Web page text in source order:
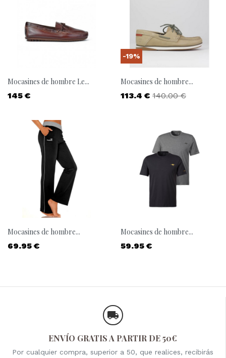
Mocasines de hombre Le...
Precio
145 €
Mocasines de hombre...
Precio
113.4 € Precio base
140.00 €
-19%
Mocasines de hombre...
Precio
69.95 €
Mocasines de hombre...
Precio
59.95 €
ENVÍO GRATIS A PARTIR DE 50€
Por cualquier compra, superior a 50, que realices, recibirás